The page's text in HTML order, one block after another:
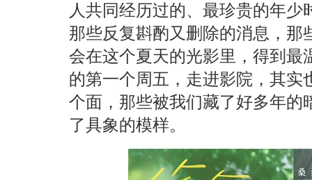
人共同经历过的、最珍贵的年
那些反复斟酌又删除的消息，那
会在这个夏天的光影里，得到最
的第一个周五，走进影院，其实
个面，那些被我们藏了好多年的
了具象的模样。